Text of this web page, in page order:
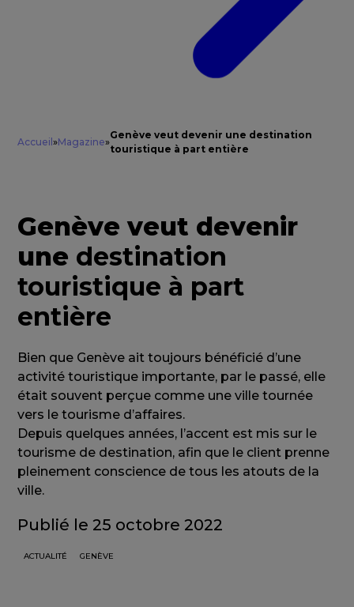
Accueil»Magazine»
Genève veut devenir une destination
touristique à part entière
Genève veut devenir
une destination
touristique à part
entière
Bien que Genève ait toujours bénéficié d’une
activité touristique importante, par le passé, elle
était souvent perçue comme une ville tournée
vers le tourisme d’affaires.
Depuis quelques années, l’accent est mis sur le
tourisme de destination, afin que le client prenne
pleinement conscience de tous les atouts de la
ville.
Publié le 25 octobre 2022
ACTUALITÉ GENÈVE